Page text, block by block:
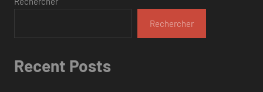
Rechercher
Recent Posts